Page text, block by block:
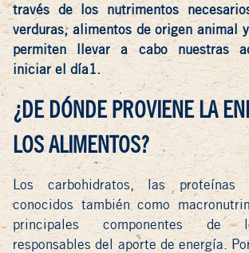
través de los nutrimentos
verduras, alimentos de origen animal
permiten llevar a cabo nuestras
iniciar el día1.
¿DE DÓNDE PROVIENE LA
LOS ALIMENTOS?
Los carbohidratos, las
conocidos también como
principales componentes de
responsables del aporte de energía.